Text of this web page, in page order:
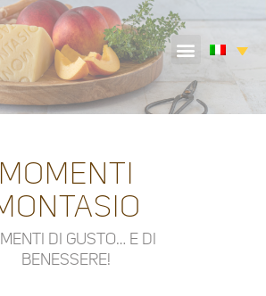
MOMENTI
DI GUSTO… E DI
BENESSERE!